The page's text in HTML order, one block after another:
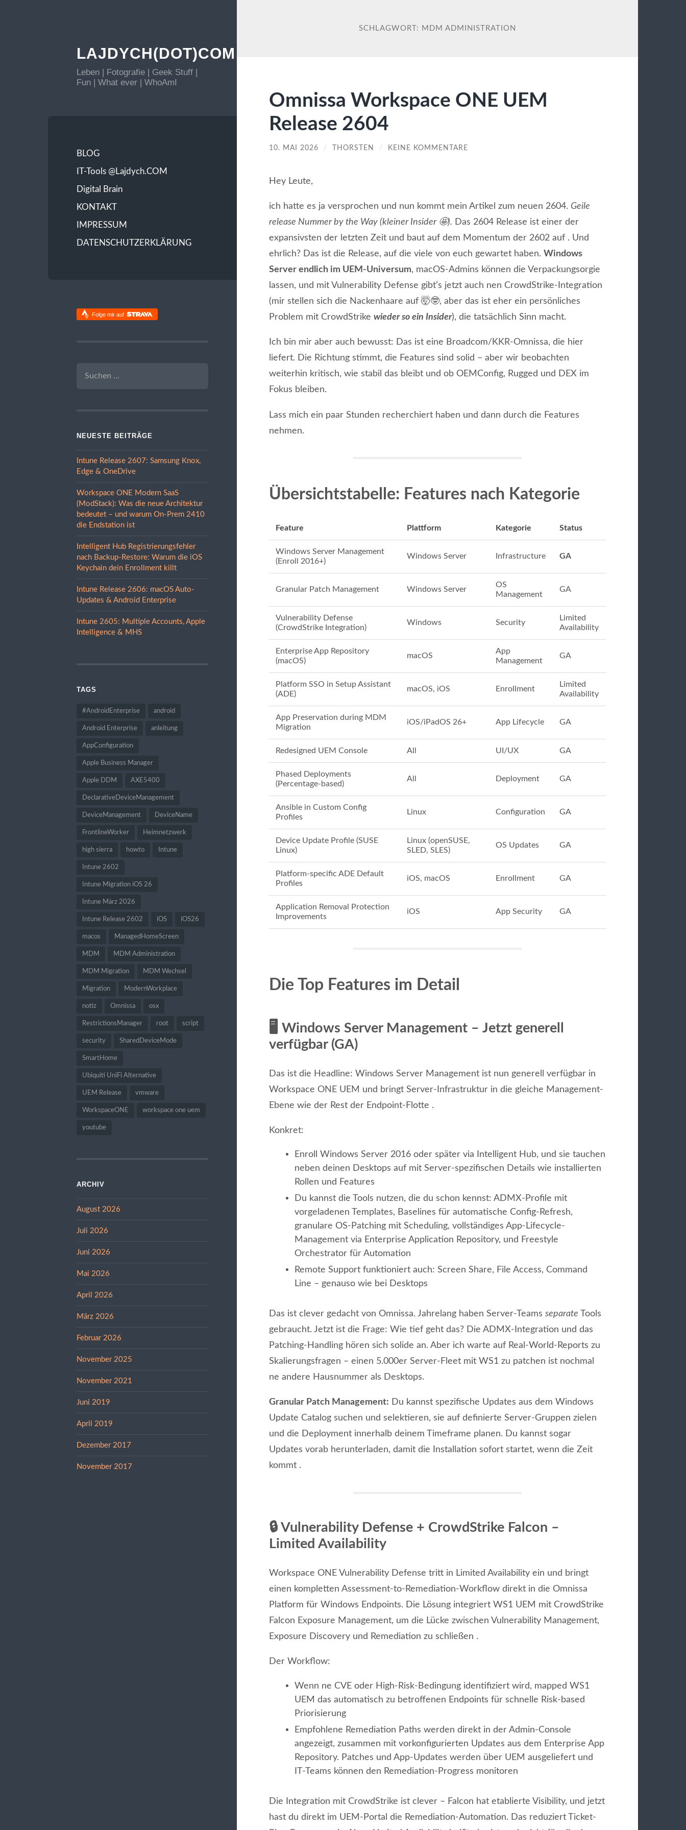
LAJDYCH(DOT)COM
Leben | Fotografie | Geek Stuff |
Fun | What ever | WhoAmI
BLOG
IT-Tools @Lajdych.COM
Digital Brain
KONTAKT
IMPRESSUM
DATENSCHUTZERKLÄRUNG
Folge mir auf
NACH:
NEUESTE BEITRÄGE
Intune Release 2607: Samsung Knox,
Edge & OneDrive
Workspace ONE Modern SaaS
(ModStack): Was die neue Architektur
bedeutet – und warum On-Prem 2410
die Endstation ist
Intelligent Hub Registrierungsfehler
nach Backup-Restore: Warum die iOS
Keychain dein Enrollment killt
Intune Release 2606: macOS Auto-
Updates & Android Enterprise
Intune 2605: Multiple Accounts, Apple
Intelligence & MHS
TAGS
#AndroidEnterprise android
Android Enterprise anleitung
AppConfiguration
Apple Business Manager
Apple DDM AXE5400
DeclarativeDeviceManagement
DeviceManagement DeviceName
FrontlineWorker Heimnetzwerk
high sierra howto Intune
Intune 2602
Intune Migration iOS 26
Intune März 2026
Intune Release 2602 iOS iOS26
macos ManagedHomeScreen
MDM MDM Administration
MDM Migration MDM Wechsel
Migration ModernWorkplace
notiz Omnissa osx
RestrictionsManager root script
security SharedDeviceMode
SmartHome
Ubiquiti UniFi Alternative
UEM Release vmware
WorkspaceONE workspace one uem
youtube
ARCHIV
August 2026
Juli 2026
Juni 2026
Mai 2026
April 2026
März 2026
Februar 2026
November 2025
November 2021
Juni 2019
April 2019
Dezember 2017
November 2017
SCHLAGWORT: MDM ADMINISTRATION
Omnissa Workspace ONE UEM
Release 2604
10. MAI 2026 / THORSTEN / KEINE KOMMENTARE
Hey Leute,
ich hatte es ja versprochen und nun kommt mein Artikel zum neuen 2604. Geile
release Nummer by the Way (kleiner Insider 🤩). Das 2604 Release ist einer der
expansivsten der letzten Zeit und baut auf dem Momentum der 2602 auf . Und
ehrlich? Das ist die Release, auf die viele von euch gewartet haben. Windows
Server endlich im UEM-Universum, macOS-Admins können die Verpackungsorgie
lassen, und mit Vulnerability Defense gibt’s jetzt auch nen CrowdStrike-Integration
(mir stellen sich die Nackenhaare auf 🤯🤓, aber das ist eher ein persönliches
Problem mit CrowdStrike wieder so ein Insider), die tatsächlich Sinn macht.
Ich bin mir aber auch bewusst: Das ist eine Broadcom/KKR-Omnissa, die hier
liefert. Die Richtung stimmt, die Features sind solid – aber wir beobachten
weiterhin kritisch, wie stabil das bleibt und ob OEMConfig, Rugged und DEX im
Fokus bleiben.
Lass mich ein paar Stunden recherchiert haben und dann durch die Features
nehmen.
Übersichtstabelle: Features nach Kategorie
Feature Plattform Kategorie Status
Windows Server Management
(Enroll 2016+)
Windows Server Infrastructure GA
Granular Patch Management Windows Server
OS
Management
GA
Vulnerability Defense
(CrowdStrike Integration)
Windows Security
Limited
Availability
Enterprise App Repository
(macOS)
macOS
App
Management
GA
Platform SSO in Setup Assistant
(ADE)
macOS, iOS Enrollment
Limited
Availability
App Preservation during MDM
Migration
iOS/iPadOS 26+ App Lifecycle GA
Redesigned UEM Console All UI/UX GA
Phased Deployments
(Percentage-based)
All Deployment GA
Ansible in Custom Config
Profiles
Linux Configuration GA
Device Update Profile (SUSE
Linux)
Linux (openSUSE,
SLED, SLES)
OS Updates GA
Platform-specific ADE Default
Profiles
iOS, macOS Enrollment GA
Application Removal Protection
Improvements
iOS App Security GA
Die Top Features im Detail
🖥️ Windows Server Management – Jetzt generell
verfügbar (GA)
Das ist die Headline: Windows Server Management ist nun generell verfügbar in
Workspace ONE UEM und bringt Server-Infrastruktur in die gleiche Management-
Ebene wie der Rest der Endpoint-Flotte .
Konkret:
Enroll Windows Server 2016 oder später via Intelligent Hub, und sie tauchen
neben deinen Desktops auf mit Server-spezifischen Details wie installierten
Rollen und Features
Du kannst die Tools nutzen, die du schon kennst: ADMX-Profile mit
vorgeladenen Templates, Baselines für automatische Config-Refresh,
granulare OS-Patching mit Scheduling, vollständiges App-Lifecycle-
Management via Enterprise Application Repository, und Freestyle
Orchestrator für Automation
Remote Support funktioniert auch: Screen Share, File Access, Command
Line – genauso wie bei Desktops
Das ist clever gedacht von Omnissa. Jahrelang haben Server-Teams separate Tools
gebraucht. Jetzt ist die Frage: Wie tief geht das? Die ADMX-Integration und das
Patching-Handling hören sich solide an. Aber ich warte auf Real-World-Reports zu
Skalierungsfragen – einen 5.000er Server-Fleet mit WS1 zu patchen ist nochmal
ne andere Hausnummer als Desktops.
Granular Patch Management: Du kannst spezifische Updates aus dem Windows
Update Catalog suchen und selektieren, sie auf definierte Server-Gruppen zielen
und die Deployment innerhalb deinem Timeframe planen. Du kannst sogar
Updates vorab herunterladen, damit die Installation sofort startet, wenn die Zeit
kommt .
🔒 Vulnerability Defense + CrowdStrike Falcon –
Limited Availability
Workspace ONE Vulnerability Defense tritt in Limited Availability ein und bringt
einen kompletten Assessment-to-Remediation-Workflow direkt in die Omnissa
Platform für Windows Endpoints. Die Lösung integriert WS1 UEM mit CrowdStrike
Falcon Exposure Management, um die Lücke zwischen Vulnerability Management,
Exposure Discovery und Remediation zu schließen .
Der Workflow:
Wenn ne CVE oder High-Risk-Bedingung identifiziert wird, mapped WS1
UEM das automatisch zu betroffenen Endpoints für schnelle Risk-based
Priorisierung
Empfohlene Remediation Paths werden direkt in der Admin-Console
angezeigt, zusammen mit vorkonfigurierten Updates aus dem Enterprise App
Repository. Patches und App-Updates werden über UEM ausgeliefert und
IT-Teams können den Remediation-Progress monitoren
Die Integration mit CrowdStrike ist clever – Falcon hat etablierte Visibility, und jetzt
hast du direkt im UEM-Portal die Remediation-Automation. Das reduziert Ticket-